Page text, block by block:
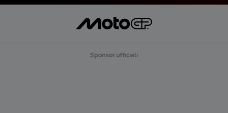
Sponsor ufficiali